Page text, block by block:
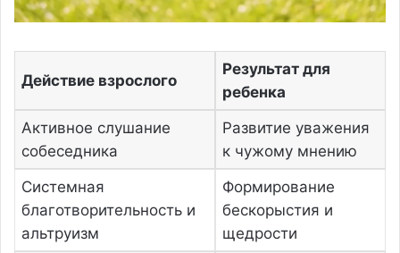
Действие взрослого
Результат для
ребенка
Активное слушание
собеседника
Развитие уважения
к чужому мнению
Системная
благотворительность и
альтруизм
Формирование
бескорыстия и
щедрости